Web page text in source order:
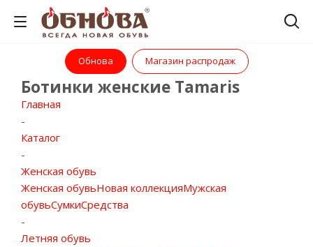
Обнова Магазин распродаж
Ботинки женские Tamaris
Главная
-
Каталог
-
Женская обувь
Женская обувьНовая коллекцияМужская
обувьСумкиСредства
-
Летняя обувь